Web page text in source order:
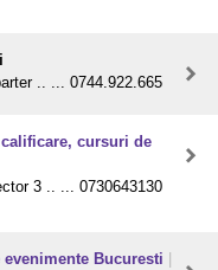
.. ... 0744.922.665
cursuri de
3 .. ... 0730643130
Bucuresti